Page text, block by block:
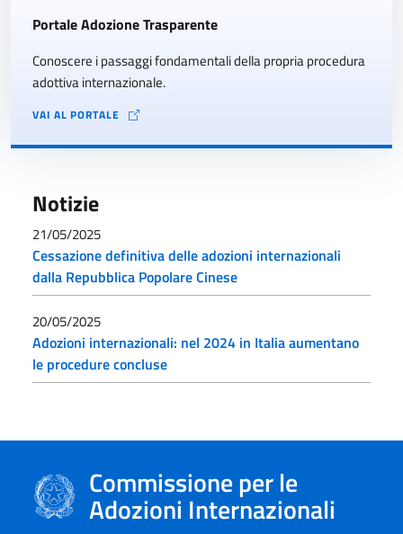
Portale Adozione Trasparente
Conoscere i passaggi fondamentali della propria procedura
adottiva internazionale.
VAI AL PORTALE
Notizie
21/05/2025
Cessazione definitiva delle adozioni internazionali
dalla Repubblica Popolare Cinese
20/05/2025
Adozioni internazionali: nel 2024 in Italia aumentano
le procedure concluse
Commissione per le
Adozioni Internazionali